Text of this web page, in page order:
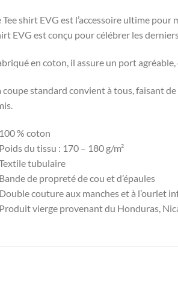
Tee shirt EVG est l’accessoire ultime
EVG est conçu pour célébrer les
en coton, il assure un port
coupe standard convient à tous, faisant
% coton
du tissu : 170 – 180 g/m²
tubulaire
de propreté de cou et d’épaules
couture aux manches et à l’ourlet
vierge provenant du Honduras,